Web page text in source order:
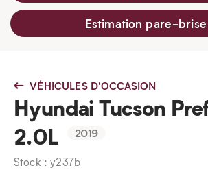
418 659-6430
Estimation pare-brise
VÉHICULES D'OCCASION
Hyundai Tucson
2.0L
2019
Stock : y237b